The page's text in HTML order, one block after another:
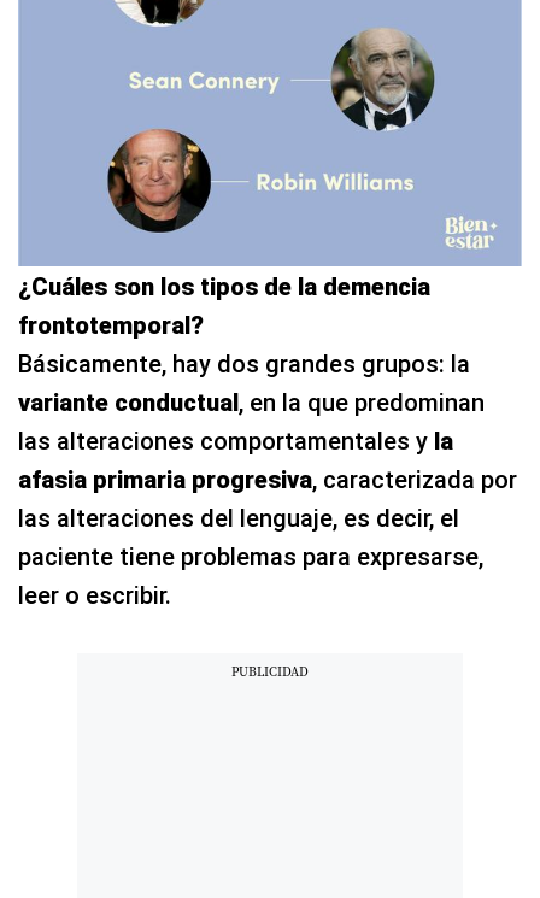
¿Cuáles son los tipos de la demencia
frontotemporal?
Básicamente, hay dos grandes grupos: la
variante conductual, en la que predominan
las alteraciones comportamentales y la
afasia primaria progresiva, caracterizada por
las alteraciones del lenguaje, es decir, el
paciente tiene problemas para expresarse,
leer o escribir.